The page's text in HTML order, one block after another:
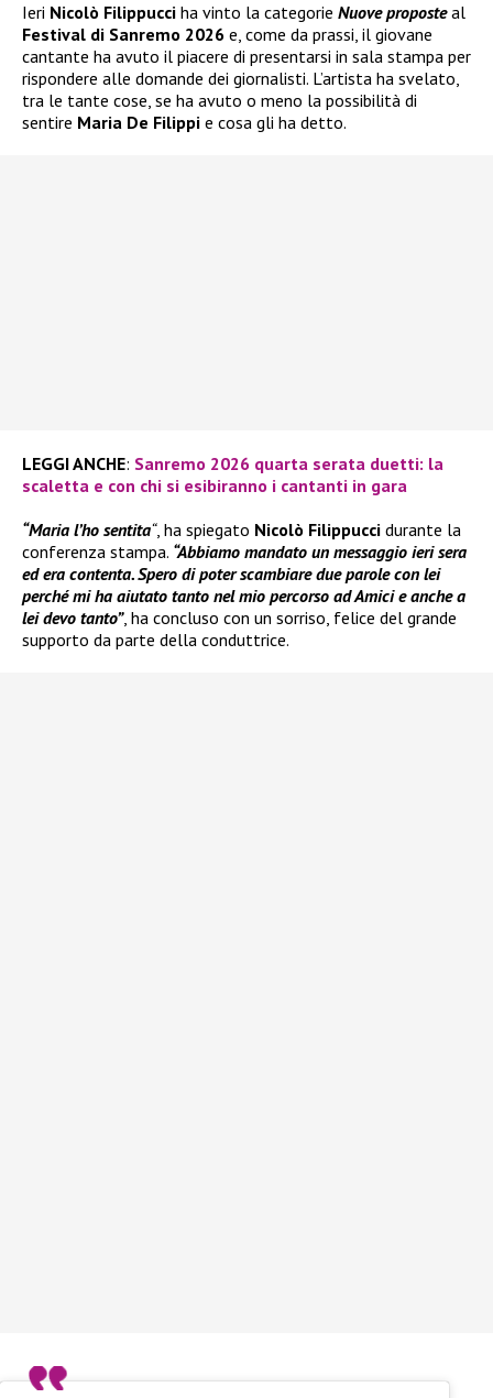
Ieri Nicolò Filippucci ha vinto la categorie Nuove proposteal
Festival di Sanremo 2026 e, come da prassi, il giovane
cantante ha avuto il piacere di presentarsi in sala stampa per
rispondere alle domande dei giornalisti. L’artista ha svelato,
tra le tante cose, se ha avuto o meno la possibilità di
sentire Maria De Filippi e cosa gli ha detto.
LEGGI ANCHE: Sanremo 2026 quarta serata duetti: la
scaletta e con chi si esibiranno i cantanti in gara
“Maria l’ho sentita“, ha spiegato Nicolò Filippucci durante la
conferenza stampa. “Abbiamo mandato un messaggio ieri sera
ed era contenta. Spero di poter scambiare due parole con lei
perché mi ha aiutato tanto nel mio percorso ad Amici e anche a
lei devo tanto”, ha concluso con un sorriso, felice del grande
supporto da parte della conduttrice.